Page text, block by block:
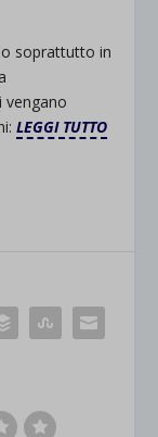
soprattutto in
vengano
LEGGI TUTTO